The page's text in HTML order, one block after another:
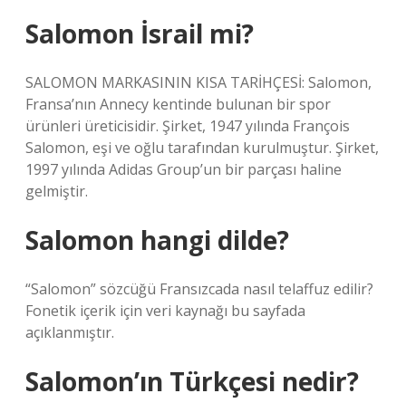
Salomon İsrail mi?
SALOMON MARKASININ KISA TARİHÇESİ: Salomon,
Fransa’nın Annecy kentinde bulunan bir spor
ürünleri üreticisidir. Şirket, 1947 yılında François
Salomon, eşi ve oğlu tarafından kurulmuştur. Şirket,
1997 yılında Adidas Group’un bir parçası haline
gelmiştir.
Salomon hangi dilde?
“Salomon” sözcüğü Fransızcada nasıl telaffuz edilir?
Fonetik içerik için veri kaynağı bu sayfada
açıklanmıştır.
Salomon’ın Türkçesi nedir?